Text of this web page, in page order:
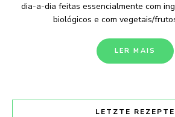
dia-a-dia feitas essencialmente com
biológicos e com vegetais/
LER MAIS
LETZTE REZEPTE